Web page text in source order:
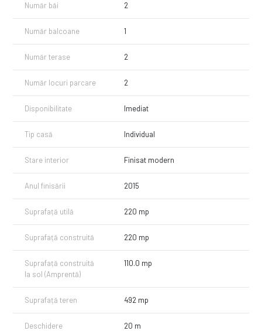
🌟 Beneficii:
Facilități sportive în apropiere: terenuri de tenis, fotbal, piste de
Construcție de calitate, realizată pentru uz personal, nu pentru vânzare
inițială
💰 Preț: 250,000 euro
📞 Telefon: 0740 664 364
Această vilă spațioasă și bine construită este ideală pentru o familie
facilități sportive și alte amenajări de recreere. Designul și materialele
de construcție de calitate superioară asigură durabilitate și eficiență
energetică, oferind totodată un mediu plăcut și sigur.
Pentru mai multe informații sau pentru a programa o vizionare, vă
rugăm să sunați la numărul de telefon menționat.
Număr băi 2
Număr balcoane 1
Număr terase 2
Număr locuri parcare 2
Disponibilitate Imediat
Tip casă Individual
Stare interior Finisat modern
Anul finisării 2015
Suprafață utilă 220 mp
Suprafață construită 220 mp
Suprafață construită
la sol (Amprentă)
110.0 mp
Suprafață teren 492 mp
Deschidere 20 m